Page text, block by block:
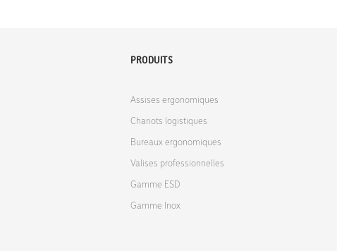
PRODUITS
Assises ergonomiques
Chariots logistiques
Bureaux ergonomiques
Valises professionnelles
Gamme ESD
Gamme Inox